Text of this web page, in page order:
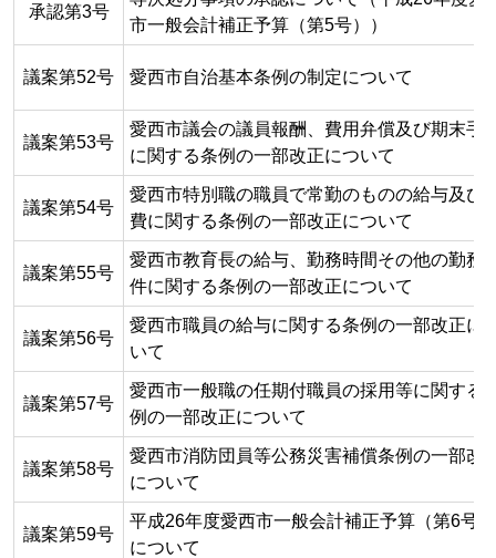
承認第3号
市一般会計補正予算（第5号））
議案第52号 愛西市自治基本条例の制定について
議案第53号
愛西市議会の議員報酬、費用弁償及び期末手
に関する条例の一部改正について
議案第54号
愛西市特別職の職員で常勤のものの給与及び
費に関する条例の一部改正について
議案第55号
愛西市教育長の給与、勤務時間その他の勤務
件に関する条例の一部改正について
議案第56号
愛西市職員の給与に関する条例の一部改正に
いて
議案第57号
愛西市一般職の任期付職員の採用等に関する
例の一部改正について
議案第58号
愛西市消防団員等公務災害補償条例の一部改
について
議案第59号
平成26年度愛西市一般会計補正予算（第6号）
について